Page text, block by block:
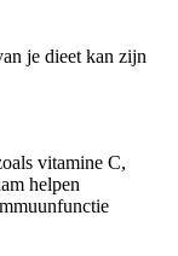
je dieet kan zijn
vitamine C,
helpen